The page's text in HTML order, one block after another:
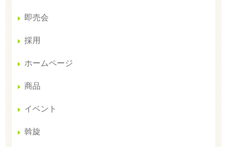
即売会
採用
ホームページ
商品
イベント
斡旋